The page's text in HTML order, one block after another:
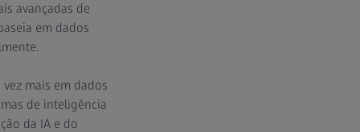
avançadas de
em dados
mais em dados
de inteligência
da IA e do